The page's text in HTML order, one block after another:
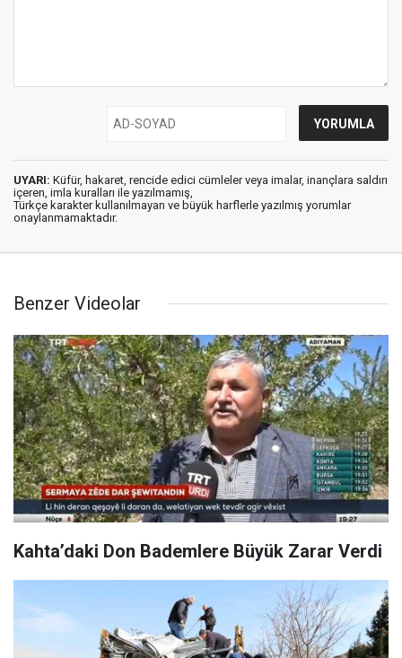
UYARI: Küfür, hakaret, rencide edici cümleler veya imalar, inançlara saldırı
içeren, imla kuralları ile yazılmamış,
Türkçe karakter kullanılmayan ve büyük harflerle yazılmış yorumlar
onaylanmamaktadır.
Benzer Videolar
Kahta’daki Don Bademlere Büyük Zarar Verdi